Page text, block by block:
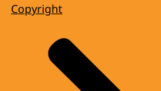
Copyright